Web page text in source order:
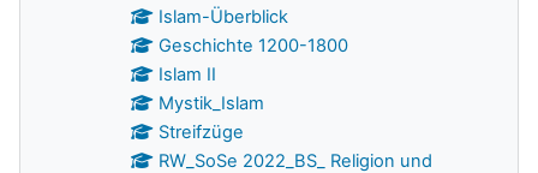
Islam-Überblick
Geschichte 1200-1800
Islam II
Mystik_Islam
Streifzüge
RW_SoSe 2022_BS_ Religion und